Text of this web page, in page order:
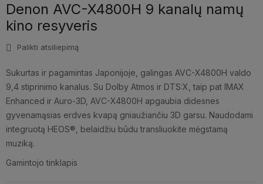
Denon AVC-X4800H 9 kanalų namų
kino resyveris
Palikti atsiliepimą
Sukurtas ir pagamintas Japonijoje, galingas AVC-X4800H valdo
9,4 stiprinimo kanalus. Su Dolby Atmos ir DTS:X, taip pat IMAX
Enhanced ir Auro-3D, AVC-X4800H apgaubia didesnes
gyvenamąsias erdves kvapą gniaužiančiu 3D garsu. Naudodami
integruotą HEOS®, belaidžiu būdu transliuokite mėgstamą
muziką.
Gamintojo tinklapis